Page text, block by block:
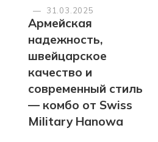
—
31.03.2025
Армейская
надежность,
швейцарское
качество и
современный стиль
— комбо от Swiss
Military Hanowa